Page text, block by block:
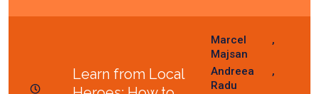
Learn from Local
Marcel
Majsan
Andreea
Radu